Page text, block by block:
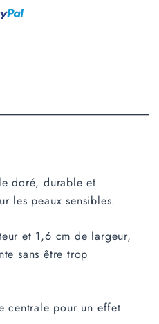
doré, durable et
les peaux sensibles.
et 1,6 cm de largeur,
sans être trop
centrale pour un effet